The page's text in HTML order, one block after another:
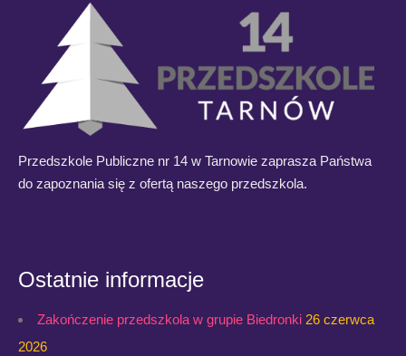
Przedszkole Publiczne nr 14 w Tarnowie zaprasza Państwa
do zapoznania się z ofertą naszego przedszkola.
Ostatnie informacje
Zakończenie przedszkola w grupie Biedronki 26 czerwca
2026